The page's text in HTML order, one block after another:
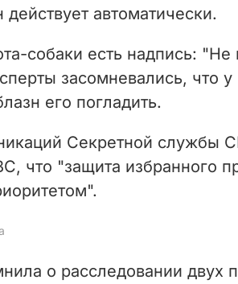
d
e
o
автоматически.
собаки есть надпись: "Не
засомневались, что у
его погладить.
Секретной службы
что "защита избранного
о расследовании двух